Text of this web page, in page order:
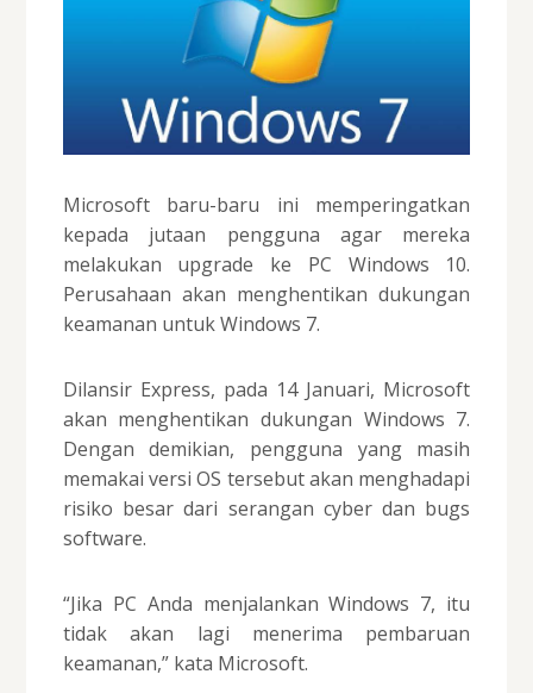
Microsoft baru-baru ini memperingatkan
kepada jutaan pengguna agar mereka
melakukan upgrade ke PC Windows 10.
Perusahaan akan menghentikan dukungan
keamanan untuk Windows 7.
Dilansir Express, pada 14 Januari, Microsoft
akan menghentikan dukungan Windows 7.
Dengan demikian, pengguna yang masih
memakai versi OS tersebut akan menghadapi
risiko besar dari serangan cyber dan bugs
software.
“Jika PC Anda menjalankan Windows 7, itu
tidak akan lagi menerima pembaruan
keamanan,” kata Microsoft.